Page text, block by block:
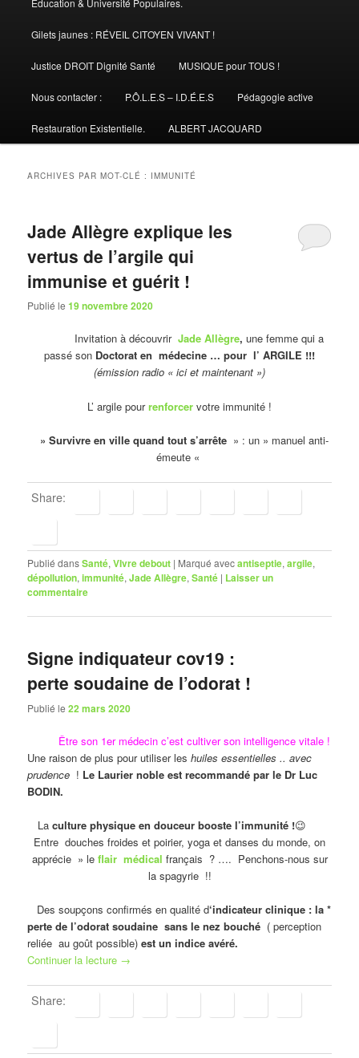
Gilets jaunes : RÉVEIL CITOYEN VIVANT !
Justice DROIT Dignité Santé MUSIQUE pour TOUS !
Nous contacter : P.Ô.L.E.S – I.D.É.E.S Pédagogie active
Restauration Existentielle. ALBERT JACQUARD
ARCHIVES PAR MOT-CLÉ : IMMUNITÉ
Jade Allègre explique les
vertus de l’argile qui
immunise et guérit !
Publié le19 novembre 2020
Invitation à découvrir Jade Allègre, une femme qui a
passé son Doctorat en médecine … pour l’ ARGILE !!!
(émission radio « ici et maintenant »)
L’ argile pourrenforcer votre immunité !
» Survivre en ville quand tout s’arrête » : un » manuel anti-
émeute «
Share:
Publié dansSanté,VIvre debout | Marqué avecantiseptie,argile,
dépollution,immunité,Jade Allègre,Santé | Laisser un
commentaire
Signe indiquateur cov19 :
perte soudaine de l’odorat !
Publié le22 mars 2020
Être son 1er médecin c’est cultiver son intelligence vitale !
Une raison de plus pour utiliser leshuiles essentielles .. avec
prudence ! Le Laurier noble est recommandé par le Dr Luc
BODIN.
La culture physique en douceur booste l’immunité !😉
Entre douches froides et poirier, yoga et danses du monde, on
apprécie » leflair médical français ? …. Penchons-nous sur
la spagyrie !!
Des soupçons confirmés en qualité d‘indicateur clinique : la *
perte de l’odorat soudaine sans le nez bouché ( perception
reliée au goût possible)est un indice avéré.
Continuer la lecture →
Share: